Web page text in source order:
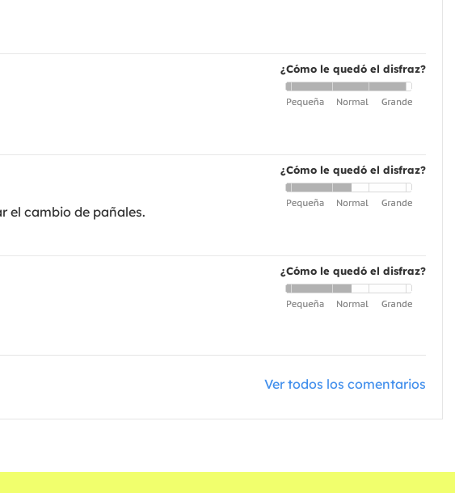
¿Cómo le quedó el disfraz?
¿Cómo le quedó el disfraz?
el cambio de pañales.
¿Cómo le quedó el disfraz?
Ver todos los comentarios